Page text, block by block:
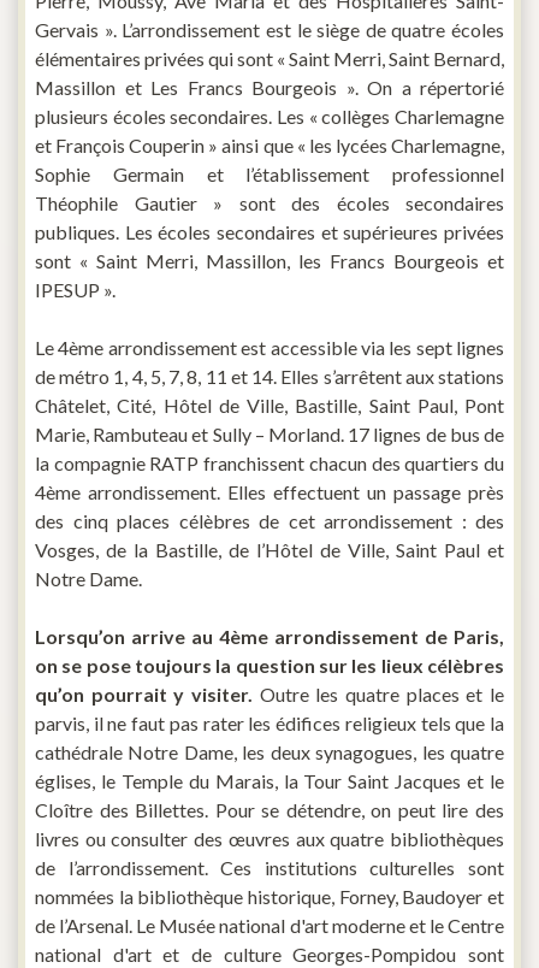
Gervais ». L’arrondissement est le siège de quatre écoles
élémentaires privées qui sont « Saint Merri, Saint Bernard,
Massillon et Les Francs Bourgeois ». On a répertorié
plusieurs écoles secondaires. Les « collèges Charlemagne
et François Couperin » ainsi que « les lycées Charlemagne,
Sophie Germain et l’établissement professionnel
Théophile Gautier » sont des écoles secondaires
publiques. Les écoles secondaires et supérieures privées
sont « Saint Merri, Massillon, les Francs Bourgeois et
IPESUP ».
Le 4ème arrondissement est accessible via les sept lignes
de métro 1, 4, 5, 7, 8, 11 et 14. Elles s’arrêtent aux stations
Châtelet, Cité, Hôtel de Ville, Bastille, Saint Paul, Pont
Marie, Rambuteau et Sully – Morland. 17 lignes de bus de
la compagnie RATP franchissent chacun des quartiers du
4ème arrondissement. Elles effectuent un passage près
des cinq places célèbres de cet arrondissement : des
Vosges, de la Bastille, de l’Hôtel de Ville, Saint Paul et
Notre Dame.
Lorsqu’on arrive au 4ème arrondissement de Paris,
on se pose toujours la question sur les lieux célèbres
qu’on pourrait y visiter. Outre les quatre places et le
parvis, il ne faut pas rater les édifices religieux tels que la
cathédrale Notre Dame, les deux synagogues, les quatre
églises, le Temple du Marais, la Tour Saint Jacques et le
Cloître des Billettes. Pour se détendre, on peut lire des
livres ou consulter des œuvres aux quatre bibliothèques
de l’arrondissement. Ces institutions culturelles sont
nommées la bibliothèque historique, Forney, Baudoyer et
de l’Arsenal. Le Musée national d'art moderne et le Centre
national d'art et de culture Georges-Pompidou sont